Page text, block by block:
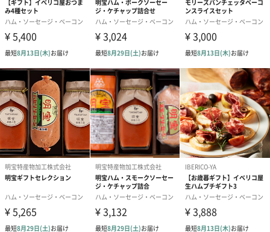
2019年には、ドイツ国際食肉業専門見本市【IFFA】にてメダル受
賞し、本場ドイツにも認められた商品を提供することができるよ
うになりました。
今後は障がい者雇用ができるよう目指しています。
家族で安心して食べられる、ソーセージ。
無添加・低添加にこだわり製造しており、安心して食べられる、
「手づくりハム・ソーセージ専門店Gris Hause NAGASE」のソー
セージはアレルギーのあるお子さまや、添加物を多く使っている
市販のものを小さなお子さまに食べさせたくない方におすすめで
す。